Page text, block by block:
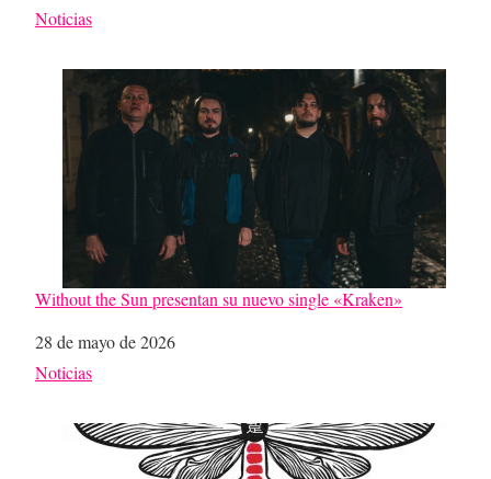
Respecto a
Noticias
Without the Sun presentan su nuevo single «Kraken»
Fecha
28 de mayo de 2026
Respecto a
Noticias